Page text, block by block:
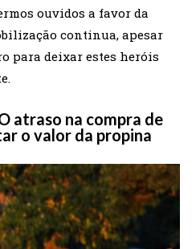
ouvidos a favor da
continua, apesar
para deixar estes heróis
atraso na compra de
o valor da propina